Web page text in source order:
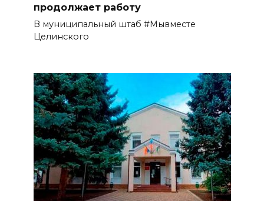
продолжает работу
В муниципальный штаб #Мывместе
Целинского